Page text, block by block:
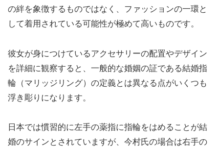
の絆を象徴するものではなく、ファッションの一環と
して着用されている可能性が極めて高いものです。
彼女が身につけているアクセサリーの配置やデザイン
を詳細に観察すると、一般的な婚姻の証である結婚指
輪（マリッジリング）の定義とは異なる点がいくつも
浮き彫りになります。
日本では慣習的に左手の薬指に指輪をはめることが結
婚のサインとされていますが、今村氏の場合は右手の